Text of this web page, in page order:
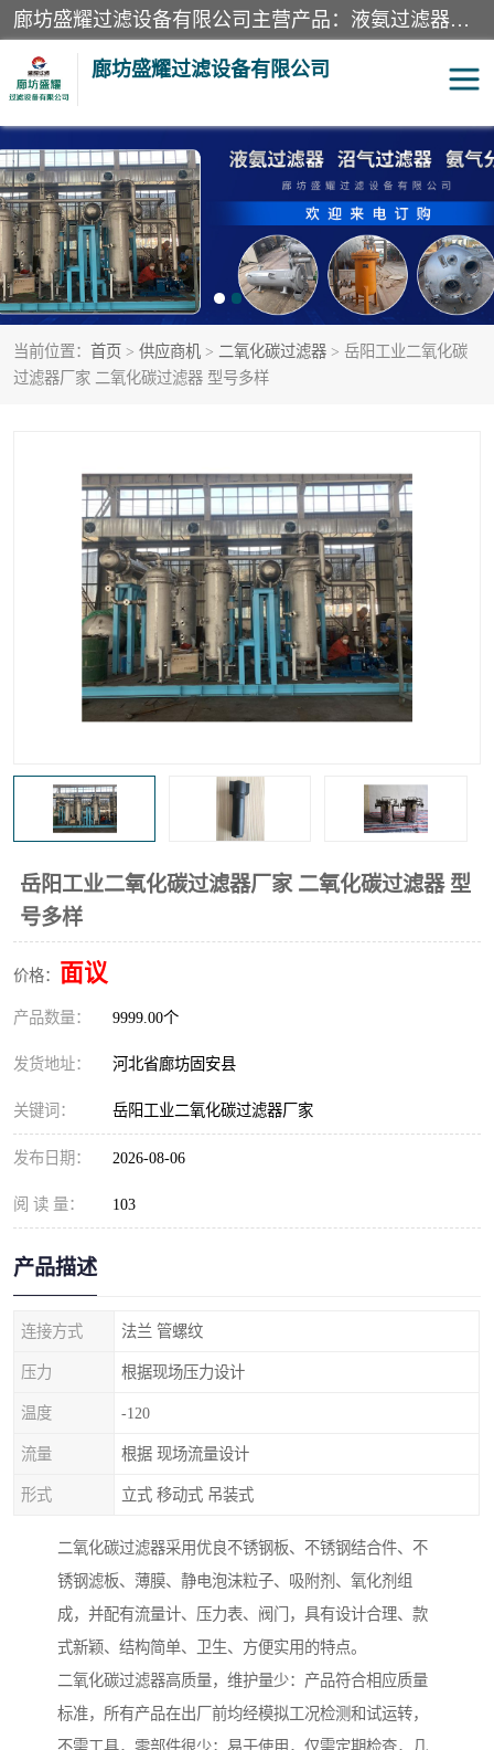
廊坊盛耀过滤设备有限公司主营产品：液氨过滤器、沼气过滤器、氨气分离器、二氧化碳过滤器、过滤器、液氨氨气过滤器、天然气过滤器、管道过滤器、*过滤器、液氨除油除水过滤器、氨气除油除水过滤器、焦炉煤气除焦油过滤器等。
廊坊盛耀过滤设备有限公司
当前位置： 首页 > 供应商机 > 二氧化碳过滤器 > 岳阳工业二氧化碳
过滤器厂家 二氧化碳过滤器 型号多样
岳阳工业二氧化碳过滤器厂家 二氧化碳过滤器 型
号多样
价格： 面议
产品数量： 9999.00个
发货地址： 河北省廊坊固安县
关键词： 岳阳工业二氧化碳过滤器厂家
发布日期： 2026-08-06
阅 读 量： 103
产品描述
连接方式 法兰 管螺纹
压力 根据现场压力设计
温度 -120
流量 根据 现场流量设计
形式 立式 移动式 吊装式
二氧化碳过滤器采用优良不锈钢板、不锈钢结合件、不
锈钢滤板、薄膜、静电泡沫粒子、吸附剂、氧化剂组
成，并配有流量计、压力表、阀门，具有设计合理、款
式新颖、结构简单、卫生、方便实用的特点。
二氧化碳过滤器高质量，维护量少：产品符合相应质量
标准，所有产品在出厂前均经模拟工况检测和试运转，
二氧化碳过滤器 过滤器
液氨氨气过滤器 沼气过滤器
天然气过滤器 管道过滤器
甲醇过滤器 液氨除油除水过滤器
高炉煤气过滤器 替代进口过滤器
化工盐酸气聚结器 耐腐蚀除雾器滤芯